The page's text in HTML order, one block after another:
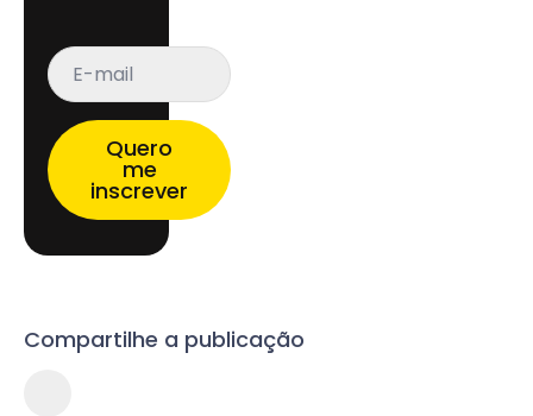
E-
mail
*
Quero
me
inscrever
Compartilhe a publicação